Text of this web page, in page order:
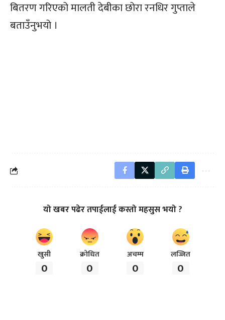
बितरण गरिएको मालती देबीका छोरा रनधिर गुप्ताले
बताउँनुभयो ।
यो खबर पढेर तपाईलाई कस्तो महसुस भयो ?
खुसी
0
क्रोधित
0
अचम्म
0
लज्जित
0